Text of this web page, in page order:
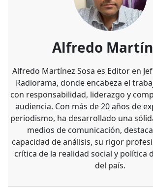
Alfredo
Alfredo Martínez Sosa es Editor en
Radiorama, donde encabeza el
con responsabilidad, liderazgo y
audiencia. Con más de 20 años de
periodismo, ha desarrollado una
medios de comunicación,
capacidad de análisis, su rigor
crítica de la realidad social y política
del país.